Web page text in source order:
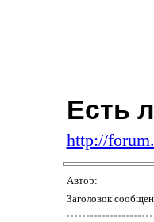
Есть
http://
Автор:
Заголовок